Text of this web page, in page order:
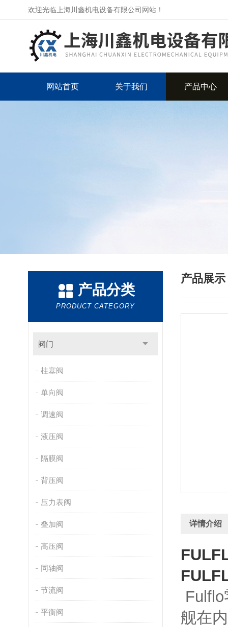
欢迎光临上海川鑫机电设备有限公司网站！
网站首页 关于我们 产品中心
产品分类
PRODUCT CATEGORY
阀门
柱塞阀
单向阀
调速阀
液压阀
隔膜阀
背压阀
压力表阀
叠加阀
高压阀
同轴阀
节流阀
平衡阀
产品展示
详情介绍
舰在